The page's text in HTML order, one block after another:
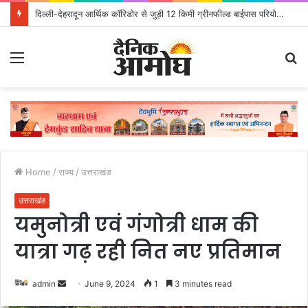
दिल्ली-देहरादून आर्थिक कॉरिडोर से जुड़ी 12 किमी ग्रीनफील्ड बाईपास परियोजना का डीएम ने किया निरीक्षण; समयबद्ध एवं गुणवत्तापूर्ण निर्माण सुनिश्चित करने के निर्देश, सुरक्षा मानकों से कोई समझौता नहींः डीएम
Home / राज्य / उत्तराखंड
उत्तराखंड
यमुनोत्री एवं गंगोत्री धाम की
यात्रा गढ़ रही नित नए प्रतिमान
admin June 9, 2024 1 3 minutes read